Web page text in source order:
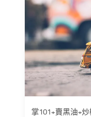
掌101+賣黑油+